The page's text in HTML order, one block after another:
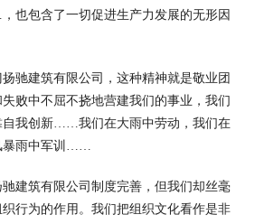
也包含了一切促进生产力发展的无形因
驰建筑有限公司，这种精神就是敬业团
败中不屈不挠地营建我们的事业，我们
自我创新……我们在大雨中劳动，我们在
暴雨中军训……
建筑有限公司制度完善，但我们却丝毫
行为的作用。我们把组织文化看作是非